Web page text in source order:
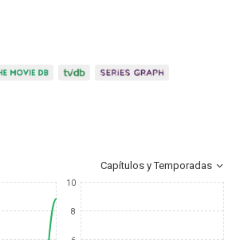
Capítulos y Temporadas
10
8